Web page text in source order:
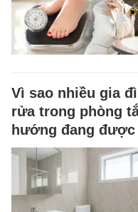
Vì sao nhiều gia
rửa trong phòng
hướng đang